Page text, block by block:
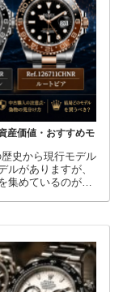
産価値・おすすめモ
史から現行モデル
ルがありますが、
集めているのが